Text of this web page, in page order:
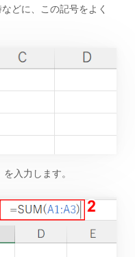
どに、この記号をよく
入力します。